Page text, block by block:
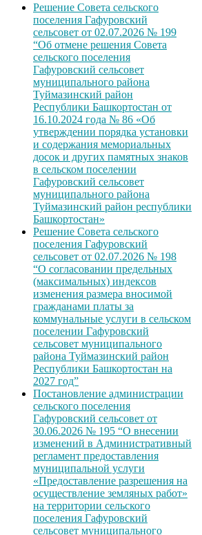
Решение Совета сельского
поселения Гафуровский
сельсовет от 02.07.2026 № 199
“Об отмене решения Совета
сельского поселения
Гафуровский сельсовет
муниципального района
Туймазинский район
Республики Башкортостан от
16.10.2024 года № 86 «Об
утверждении порядка установки
и содержания мемориальных
досок и других памятных знаков
в сельском поселении
Гафуровский сельсовет
муниципального района
Туймазинский район республики
Башкортостан»
Решение Совета сельского
поселения Гафуровский
сельсовет от 02.07.2026 № 198
“О согласовании предельных
(максимальных) индексов
изменения размера вносимой
гражданами платы за
коммунальные услуги в сельском
поселении Гафуровский
сельсовет муниципального
района Туймазинский район
Республики Башкортостан на
2027 год”
Постановление администрации
сельского поселения
Гафуровский сельсовет от
30.06.2026 № 195 “О внесении
изменений в Административный
регламент предоставления
муниципальной услуги
«Предоставление разрешения на
осуществление земляных работ»
на территории сельского
поселения Гафуровский
сельсовет муниципального